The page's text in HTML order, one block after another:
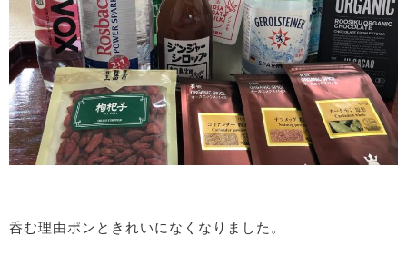
呑む理由ポンときれいになくなりました。